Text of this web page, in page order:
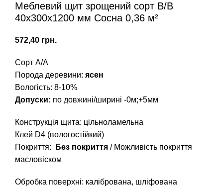
Меблевий щит зрощений сорт В/В
40х300х1200 мм Сосна 0,36 м²
грн.
Сорт А/А
Порода деревини: ясен
Вологість: 8-10%
Допуски: по довжині/ширині -0м;+5мм
Конструкція щита: цільноламельна
Клей D4 (вологостійкий)
Покриття:
Без покриття / Можливість покриття
масловіском
Обробка поверхні: калібрована, шліфована